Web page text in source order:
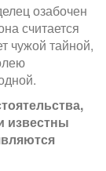
озабочен
считается
чужой тайной,
известны